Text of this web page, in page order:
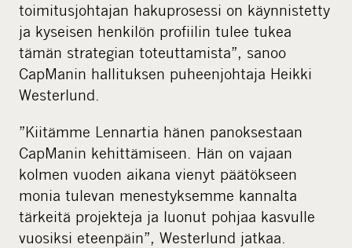
toimitusjohtajan hakuprosessi on käynnistetty
ja kyseisen henkilön profiilin tulee tukea
tämän strategian toteuttamista”, sanoo
CapManin hallituksen puheenjohtaja Heikki
Westerlund.
”Kiitämme Lennartia hänen panoksestaan
CapManin kehittämiseen. Hän on vajaan
kolmen vuoden aikana vienyt päätökseen
monia tulevan menestyksemme kannalta
tärkeitä projekteja ja luonut pohjaa kasvulle
vuosiksi eteenpäin”, Westerlund jatkaa.